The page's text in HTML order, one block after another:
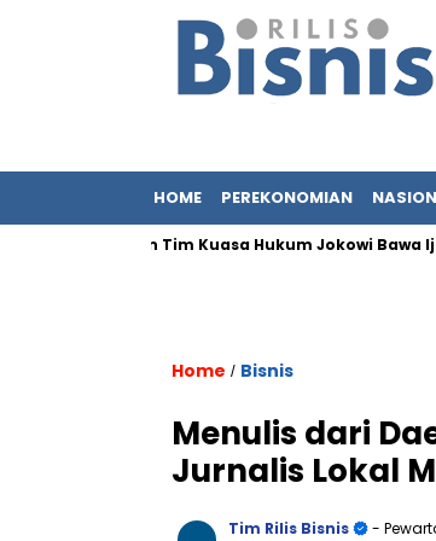
HOME PEREKONOMIAN
Iriana dan Tim Kuasa Hukum Jokowi Bawa Ijazah
Home / Bisnis
Menulis dari
Jurnalis Lokal
Tim Rilis Bisnis
-